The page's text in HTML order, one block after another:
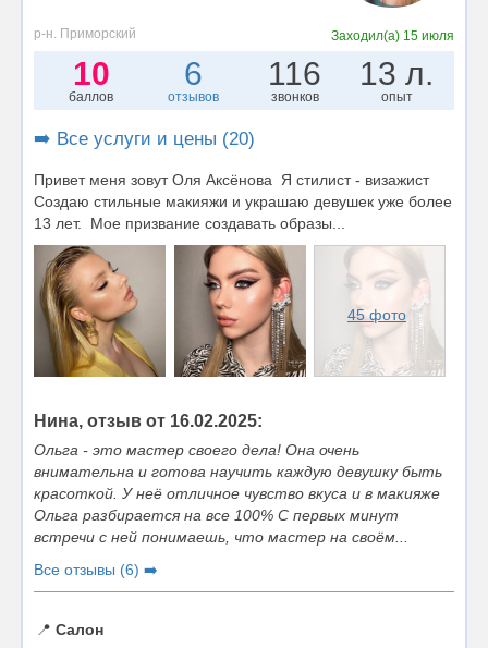
р-н. Приморский Заходил(а) 15 июля
10
баллов
6
отзывов
116
звонков
13 л.
опыт
➡️ Все услуги и цены (20)
Привет меня зовут Оля Аксёнова Я стилист - визажист
Создаю стильные макияжи и украшаю девушек уже более
13 лет. Мое призвание создавать образы...
45 фото
Нина, отзыв от 16.02.2025:
Ольга - это мастер своего дела! Она очень
внимательна и готова научить каждую девушку быть
красоткой. У неё отличное чувство вкуса и в макияже
Ольга разбирается на все 100% С первых минут
встречи с ней понимаешь, что мастер на своём...
Все отзывы (6) ➡️
📍 Салон